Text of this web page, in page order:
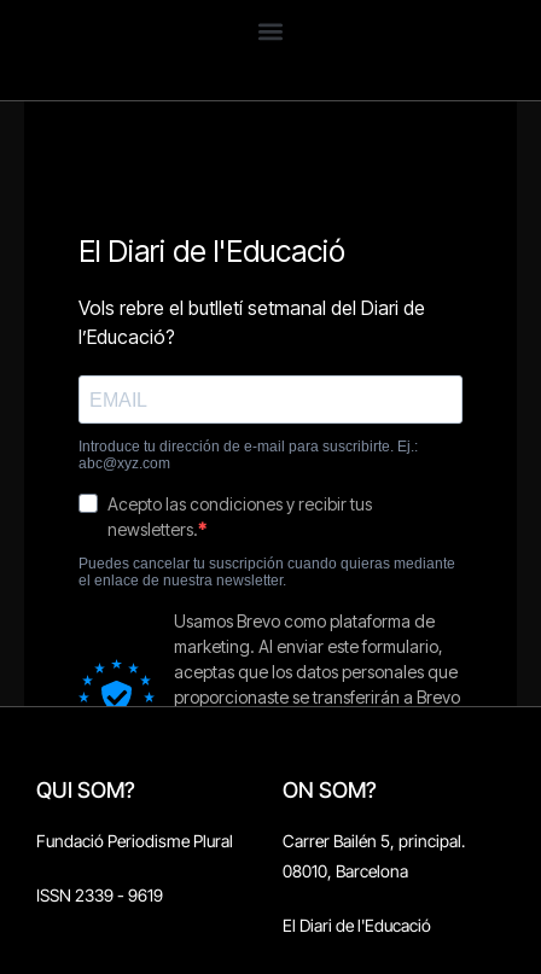
QUI SOM?
Fundació Periodisme Plural
ISSN 2339 - 9619
ON SOM?
Carrer Bailén 5, principal.
08010, Barcelona
El Diari de l'Educació